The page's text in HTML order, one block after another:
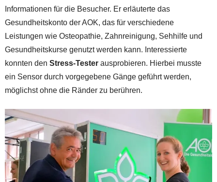
Informationen für die Besucher. Er erläuterte das
Gesundheitskonto der AOK, das für verschiedene
Leistungen wie Osteopathie, Zahnreinigung, Sehhilfe und
Gesundheitskurse genutzt werden kann. Interessierte
konnten den Stress-Tester ausprobieren. Hierbei musste
ein Sensor durch vorgegebene Gänge geführt werden,
möglichst ohne die Ränder zu berühren.